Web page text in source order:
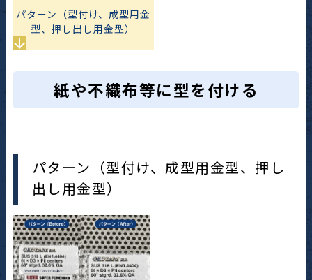
パターン（型付け、成型用金
型、押し出し用金型）
紙や不織布等に型を付ける
パターン（型付け、成型用金型、押し
出し用金型）